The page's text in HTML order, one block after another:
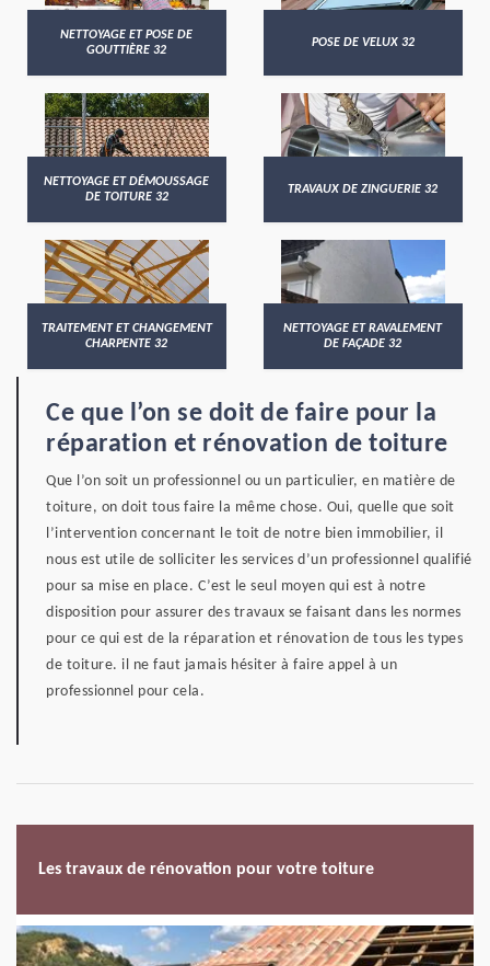
NETTOYAGE ET POSE DE
GOUTTIÈRE 32
POSE DE VELUX 32
NETTOYAGE ET DÉMOUSSAGE
DE TOITURE 32
TRAVAUX DE ZINGUERIE 32
TRAITEMENT ET CHANGEMENT
CHARPENTE 32
NETTOYAGE ET RAVALEMENT
DE FAÇADE 32
Ce que l’on se doit de faire pour la
réparation et rénovation de toiture
Que l’on soit un professionnel ou un particulier, en matière de
toiture, on doit tous faire la même chose. Oui, quelle que soit
l’intervention concernant le toit de notre bien immobilier, il
nous est utile de solliciter les services d’un professionnel qualifié
pour sa mise en place. C’est le seul moyen qui est à notre
disposition pour assurer des travaux se faisant dans les normes
pour ce qui est de la réparation et rénovation de tous les types
de toiture. il ne faut jamais hésiter à faire appel à un
professionnel pour cela.
Les travaux de rénovation pour votre toiture